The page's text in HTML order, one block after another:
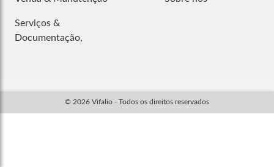
Serviços &
Documentação,
© 2026 Vifalio - Todos os direitos reservados